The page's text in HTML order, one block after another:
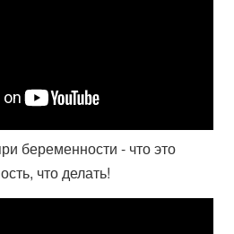
беременности - что это
что делать!